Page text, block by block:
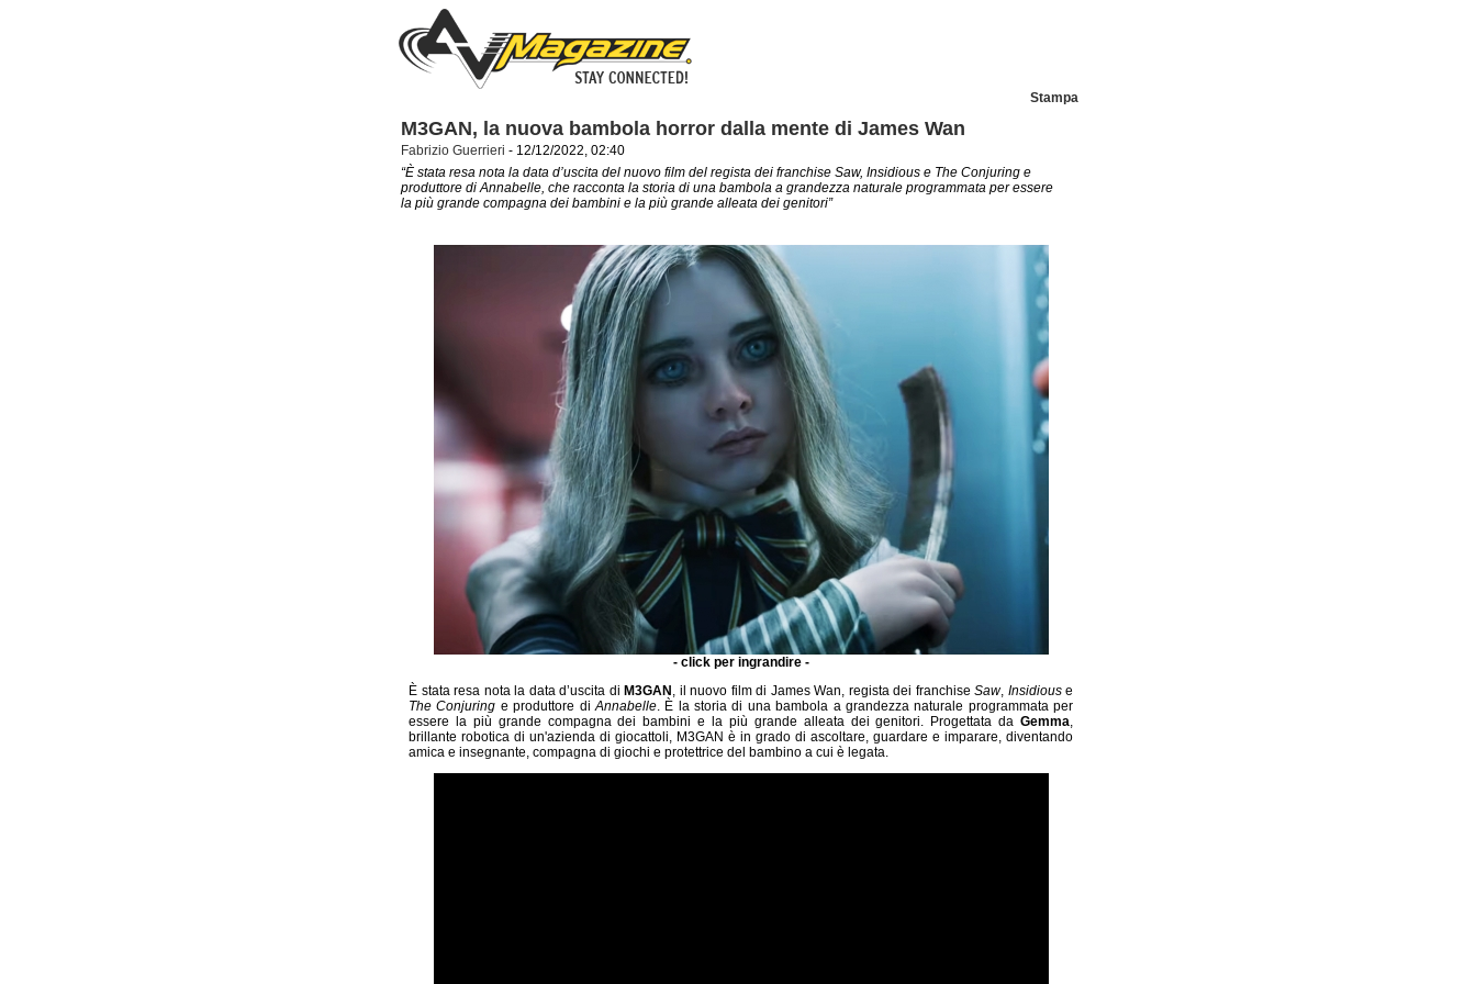
Stampa
M3GAN, la nuova bambola horror dalla mente di James Wan
Fabrizio Guerrieri - 12/12/2022, 02:40
“È stata resa nota la data d’uscita del nuovo film del regista dei franchise Saw, Insidious e The Conjuring e
produttore di Annabelle, che racconta la storia di una bambola a grandezza naturale programmata per essere
la più grande compagna dei bambini e la più grande alleata dei genitori”
- click per ingrandire -
È stata resa nota la data d’uscita di M3GAN , il nuovo film di James Wan, regista dei franchise Saw, Insidiouse
The Conjuring e produttore diAnnabelle. È la storia di una bambola a grandezza naturale programmata per
essere la più grande compagna dei bambini e la più grande alleata dei genitori. Progettata da Gemma,
brillante robotica di un'azienda di giocattoli, M3GAN è in grado di ascoltare, guardare e imparare, diventando
amica e insegnante, compagna di giochi e protettrice del bambino a cui è legata.